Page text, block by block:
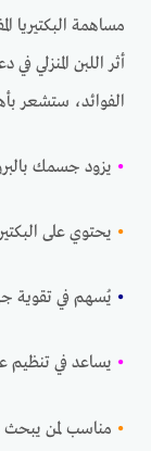
مساهمة البكتيريا
أثر اللبن المنزلي
الفوائد، ستشعر
• يزود جسمك
• يحتوي على
• يُسهم في تقوية
• يساعد في تنظيم
• مناسب لمن